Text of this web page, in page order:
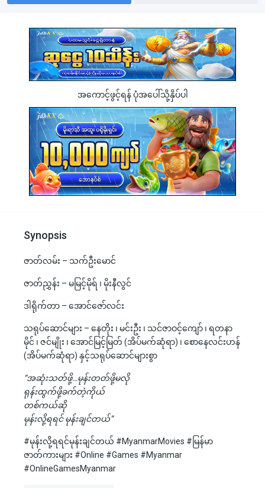
အကောင့်ဖွင့်ရန် ပုံအပေါ်သို့နှိပ်ပါ
Synopsis
ဇာတ်လမ်း – သက်ဦးမောင်
ဇာတ်ညွှန်း – မမြင့်မိုရ် ၊ မိုးနီလွင်
ဒါရိုက်တာ – အောင်ဇော်လင်း
သရုပ်ဆောင်များ – နေတိုး ၊ မင်းဦး ၊ သင်ဇာဝင့်ကျော် ၊ ရတနာ
မိုင် ၊ ဇင်မျိုး ၊ အောင်မြင့်မြတ် (အိပ်မက်ဆုံရာ) ၊ စောနေလင်းဟန်
(အိပ်မက်ဆုံရာ) နှင့်သရုပ်ဆောင်များစွာ
“အဆုံးသတ်ဖို့…မုန်းတတ်ဖို့မလို
ရုန်းထွက်ဖို့ခက်တဲ့ကိုယ်
တစ်ကယ်ဆို
မုန်းလို့ရရင် မုန်းချင်တယ်”
#မုန်းလို့ရရင်မုန်းချင်တယ် #MyanmarMovies #မြန်မာ
ဇာတ်ကားများ #Online #Games #Myanmar
#OnlineGamesMyanmar